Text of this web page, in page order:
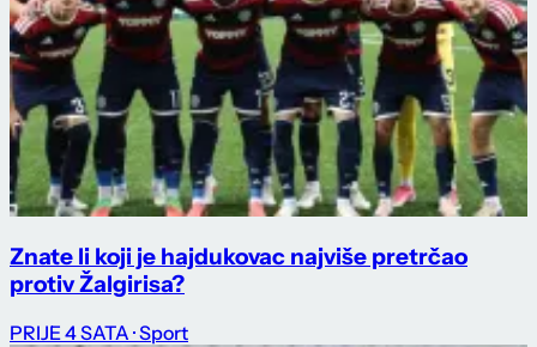
Znate li koji je hajdukovac najviše pretrčao
protiv Žalgirisa?
PRIJE 4 SATA · Sport